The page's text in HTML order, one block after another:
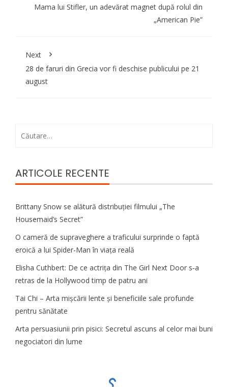
Mama lui Stifler, un adevărat magnet după rolul din
„American Pie”
Next
28 de faruri din Grecia vor fi deschise publicului pe 21
august
ARTICOLE RECENTE
Brittany Snow se alătură distribuției filmului „The
Housemaid’s Secret”
O cameră de supraveghere a traficului surprinde o faptă
eroică a lui Spider-Man în viața reală
Elisha Cuthbert: De ce actrița din The Girl Next Door s‑a
retras de la Hollywood timp de patru ani
Tai Chi – Arta mișcării lente și beneficiile sale profunde
pentru sănătate
Arta persuasiunii prin pisici: Secretul ascuns al celor mai buni
negociatori din lume